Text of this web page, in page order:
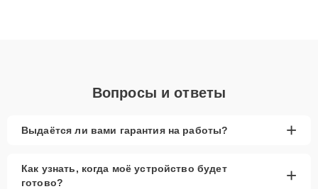
Вопросы и ответы
Выдаётся ли вами гарантия на работы? +
Как узнать, когда моё устройство будет
готово?
+